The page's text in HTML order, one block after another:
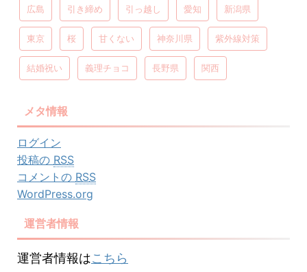
広島 引き締め 引っ越し 愛知 新潟県
東京 桜 甘くない 神奈川県 紫外線対策
結婚祝い 義理チョコ 長野県 関西
メタ情報
ログイン
投稿の RSS
コメントの RSS
WordPress.org
運営者情報
運営者情報はこちら